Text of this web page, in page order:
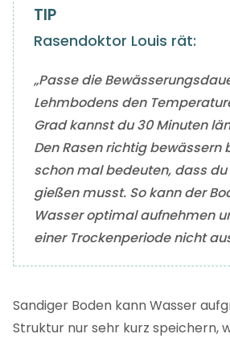
Rasendoktor Louis rät:
„Passe die
Lehmbodens den
Grad kannst du 30 Minuten
Den Rasen richtig bewässern
schon mal bedeuten, dass du
gießen musst. So kann der
Wasser optimal aufnehmen
einer Trockenperiode nicht
Sandiger Boden kann Wasser
Struktur nur sehr kurz speichern,